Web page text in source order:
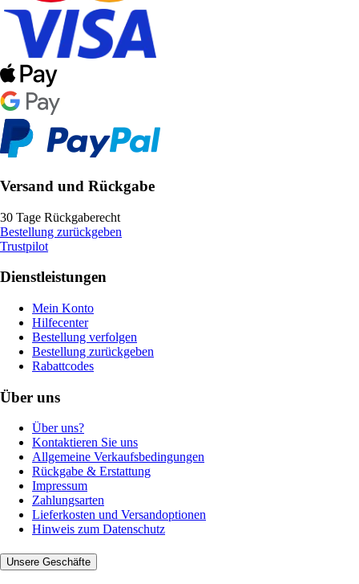
Versand und Rückgabe
30 Tage Rückgaberecht
Bestellung zurückgeben
Trustpilot
Dienstleistungen
Mein Konto
Hilfecenter
Bestellung verfolgen
Bestellung zurückgeben
Rabattcodes
Über uns
Über uns?
Kontaktieren Sie uns
Allgemeine Verkaufsbedingungen
Rückgabe & Erstattung
Impressum
Zahlungsarten
Lieferkosten und Versandoptionen
Hinweis zum Datenschutz
Unsere Geschäfte